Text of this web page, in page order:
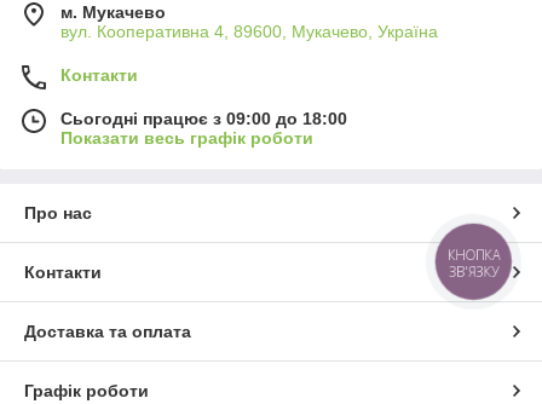
м. Мукачево
вул. Кооперативна 4, 89600, Мукачево, Україна
Контакти
Сьогодні працює з 09:00 до 18:00
Показати весь графік роботи
Про нас
Контакти
Доставка та оплата
Графік роботи
КНОПКА
ЗВ'ЯЗКУ